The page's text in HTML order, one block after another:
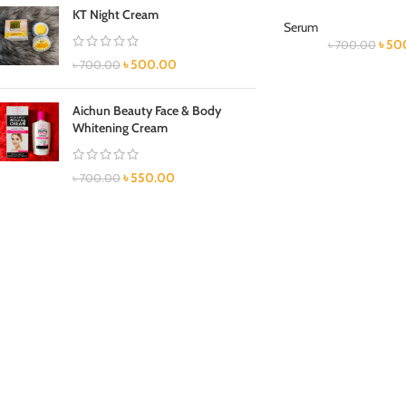
KT Night Cream
৳700.00 ৳500.00
Aichun Beauty Face & Body
Whitening Cream
৳700.00 ৳550.00
Serum
৳700.00 ৳